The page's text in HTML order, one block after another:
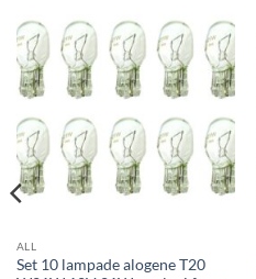
ALL
Set 10 lampade alogene T20